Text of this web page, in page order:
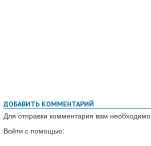
ДОБАВИТЬ КОММЕНТАРИЙ
Для отправки комментария вам необходимо
Войти с помощью: